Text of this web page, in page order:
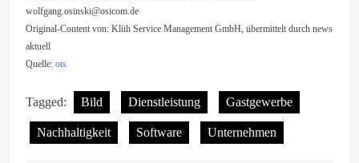
wolfgang.osinski@osicom.de
Original-Content von: Klüh Service Management GmbH, übermittelt durch news
aktuell
Quelle: ots
Tagged: Bild Dienstleistung Gastgewerbe
Nachhaltigkeit Software Unternehmen